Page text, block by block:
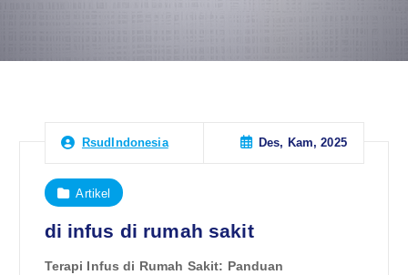
RsudIndonesia Des, Kam, 2025
Artikel
di infus di rumah sakit
Terapi Infus di Rumah Sakit: Panduan